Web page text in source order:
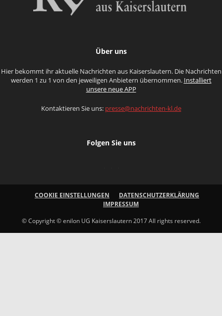
Über uns
Hier bekommt ihr aktuelle Nachrichten aus Kaiserslautern. Die Nachrichten
werden 1 zu 1 von den jeweiligen Anbietern übernommen. Installiert
unsere neue APP
Kontaktieren Sie uns: presse@nachrichten-kl.de
Folgen Sie uns
COOKIE EINSTELLUNGEN
DATENSCHUTZERKLÄRUNG
IMPRESSUM
© Copyright © enilon UG Kaiserslautern 2017 All rights reserved.